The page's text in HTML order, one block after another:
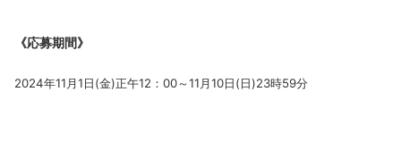
《応募期間》
2024年11月1日(金)正午12：00～11月10日(日)23時59分